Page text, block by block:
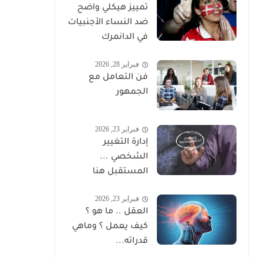
تمييز هيكلي واضح
ضد النساء الأجنبيات
في الدانمرك
فبراير 28, 2026
فن التعامل مع
الجمهور
فبراير 23, 2026
إدارة التغيير
الشخصي ...
المستقبل هنا
فبراير 23, 2026
العقل .. ما هو ؟
كيف يعمل ؟ وماهي
قدراته...